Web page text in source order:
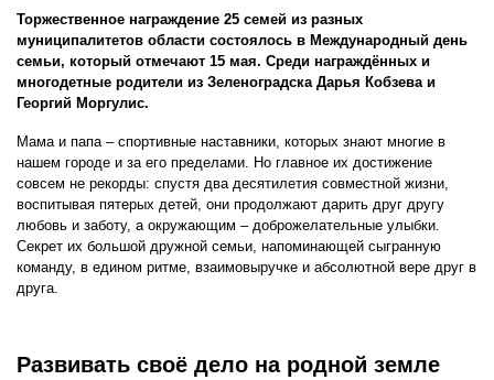
Торжественное награждение 25 семей из разных
муниципалитетов области состоялось в Международный день
семьи, который отмечают 15 мая. Среди награждённых и
многодетные родители из Зеленоградска Дарья Кобзева и
Георгий Моргулис.
Мама и папа – спортивные наставники, которых знают многие в
нашем городе и за его пределами. Но главное их достижение
совсем не рекорды: спустя два десятилетия совместной жизни,
воспитывая пятерых детей, они продолжают дарить друг другу
любовь и заботу, а окружающим – доброжелательные улыбки.
Секрет их большой дружной семьи, напоминающей сыгранную
команду, в едином ритме, взаимовыручке и абсолютной вере друг в
друга.
Развивать своё дело на родной земле